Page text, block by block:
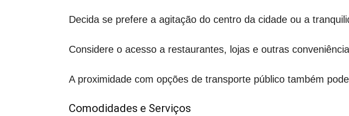
Decida se prefere a agitação do centro da cidade ou a
Considere o acesso a restaurantes, lojas e outras
A proximidade com opções de transporte público também
Comodidades e Serviços